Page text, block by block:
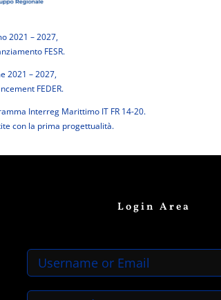
2021 – 2027,
FESR.
2021 – 2027,
FEDER.
Interreg Marittimo IT FR 14-20.
con la prima progettualità.
Login Area